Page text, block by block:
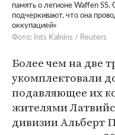
память о легионе Waffen
подчеркивают, что она
оккупацией»
Фото: Ints Kalnins / Reuters
Более чем на две
укомплектовали
подавляющее их
жителями
дивизии Альберт